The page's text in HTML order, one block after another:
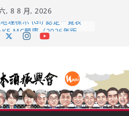
, 8 8 月, 2026
理標示 (GI) 認定一覽表
MC題庫（2026年版
宿上市背後的密碼
：口說上手 – 山形純米大
與傳承 ～ くどき上手